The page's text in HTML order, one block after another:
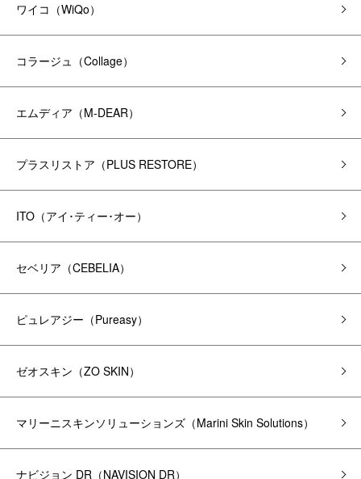
ワイコ（WiQo）
コラージュ（Collage）
エムディア（M-DEAR）
プラスリストア（PLUS RESTORE）
ITO（アイ･ティー･オー）
セベリア（CEBELIA）
ピュレアジー（Pureasy）
ゼオスキン（ZO SKIN）
マリーニスキンソリューションズ（Marini Skin Solutions）
ナビジョン DR（NAVISION DR）